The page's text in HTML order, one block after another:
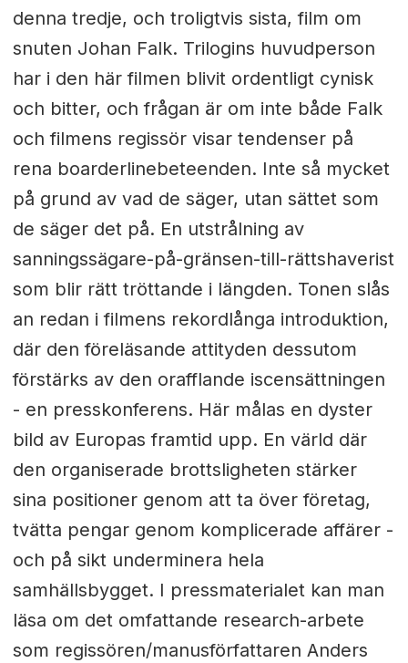
denna tredje, och troligtvis sista, film om
snuten Johan Falk. Trilogins huvudperson
har i den här filmen blivit ordentligt cynisk
och bitter, och frågan är om inte både Falk
och filmens regissör visar tendenser på
rena boarderlinebeteenden. Inte så mycket
på grund av vad de säger, utan sättet som
de säger det på. En utstrålning av
sanningssägare-på-gränsen-till-rättshaverist
som blir rätt tröttande i längden. Tonen slås
an redan i filmens rekordlånga introduktion,
där den föreläsande attityden dessutom
förstärks av den orafflande iscensättningen
- en presskonferens. Här målas en dyster
bild av Europas framtid upp. En värld där
den organiserade brottsligheten stärker
sina positioner genom att ta över företag,
tvätta pengar genom komplicerade affärer -
och på sikt underminera hela
samhällsbygget. I pressmaterialet kan man
läsa om det omfattande research-arbete
som regissören/manusförfattaren Anders